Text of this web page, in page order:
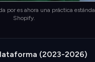
por es ahora una práctica
Shopify.
(2023-2026)